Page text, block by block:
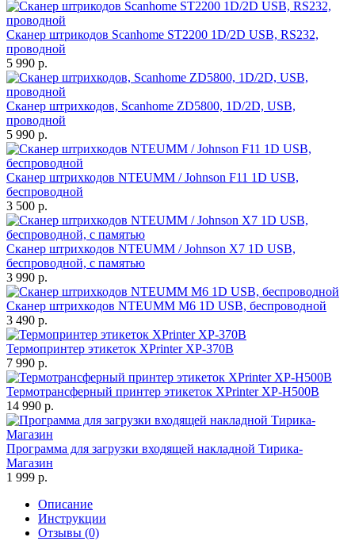
Сканер штрикодов Scanhome ST2200 1D/2D USB, RS232,
проводной
5 990 р.
Сканер штрихкодов, Scanhome ZD5800, 1D/2D, USB,
проводной
5 990 р.
Сканер штрихкодов NTEUMM / Johnson F11 1D USB,
беспроводной
3 500 р.
Сканер штрихкодов NTEUMM / Johnson X7 1D USB,
беспроводной, с памятью
3 990 р.
Сканер штрихкодов NTEUMM M6 1D USB, беспроводной
3 490 р.
Термопринтер этикеток XPrinter XP-370B
7 990 р.
Термотрансферный принтер этикеток XPrinter XP-H500B
14 990 р.
Программа для загрузки входящей накладной Тирика-
Магазин
1 999 р.
Описание
Инструкции
Отзывы (0)